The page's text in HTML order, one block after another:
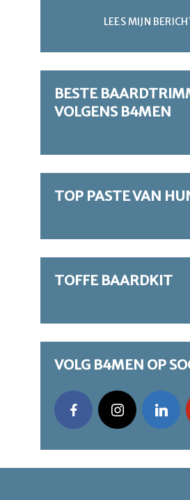
LEES MIJN
BESTE
VOLGENS B4MEN
TOP PASTE VAN
TOFFE BAARDKIT
VOLG B4MEN OP